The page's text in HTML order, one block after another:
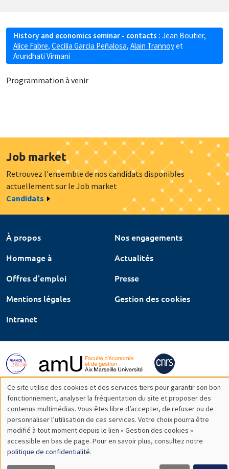
History and economics seminar - contacts : Jean Boutier,
Alice Fabre, Cecilia Garcia Peñalosa, Alain Trannoyet
Arundhati Virmani
Programmation à venir
Job market
Retrouvez l'ensemble de nos candidats disponibles
actuellement sur le Job market
Candidats
À propos
Nos engagements
Hommage à
Actualités
Offres d'emploi
Presse
Mentions légales
Gestion des cookies
Intranet
Utilisation
des
données
personnelles
Ce site utilise des cookies et des services tiers pour garantir son bon
fonctionnement, analyser la fréquentation du site et proposer des
contenus multimédias. Vous êtes libre d’accepter, de refuser ou de
personnaliser l’utilisation de ces services. Votre choix pourra être
modifié à tout moment depuis le lien « Gestion des cookies »
accessible en bas de page. Pour en savoir plus, consultez notre
politique de confidentialité.